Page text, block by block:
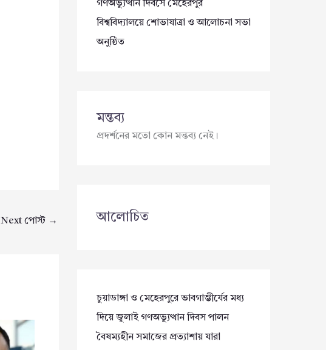
Next পোস্ট →
গণঅভ্যুত্থান দিবসে মেহেরপুর
বিশ্ববিদ্যালয়ে শোভাযাত্রা ও আলোচনা সভা
অনুষ্ঠিত
মন্তব্য
প্রদর্শনের মতো কোন মন্তব্য নেই।
আলোচিত
চুয়াডাঙ্গা ও মেহেরপুরে ভাবগাম্ভীর্যের মধ্য
দিয়ে জুলাই গণঅভ্যুত্থান দিবস পালন
বৈষম্যহীন সমাজের প্রত্যাশায় যারা